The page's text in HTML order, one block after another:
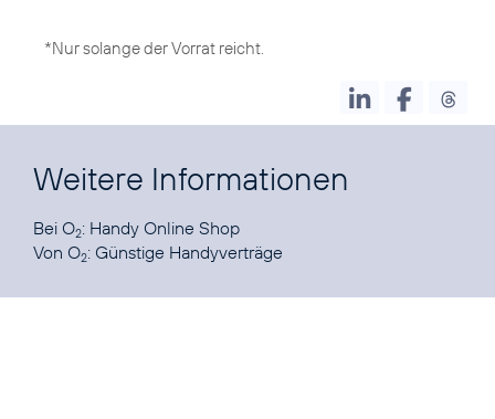
*Nur solange der Vorrat reicht.
Weitere Informationen
Bei O2: Handy Online Shop
Von O2: Günstige Handyverträge